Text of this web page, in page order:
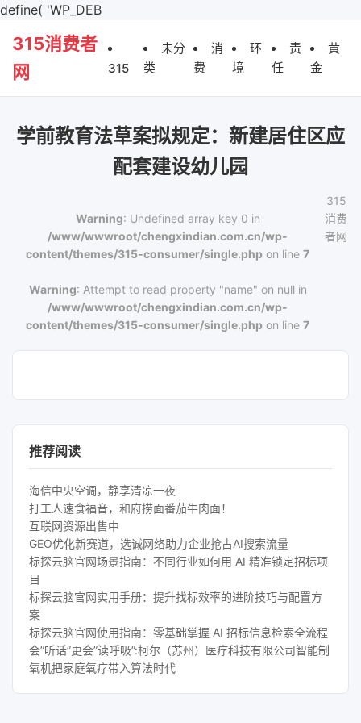
define( 'WP_DEB
315消费者
网
315
未分
类
消
费
环
境
责
任
黄
金
学前教育法草案拟规定：新建居住区应
配套建设幼儿园
Warning: Undefined array key 0 in
/www/wwwroot/chengxindian.com.cn/wp-
content/themes/315-consumer/single.php on line7
Warning: Attempt to read property "name" on null in
/www/wwwroot/chengxindian.com.cn/wp-
content/themes/315-consumer/single.php on line7
315
消费
者网
推荐阅读
海信中央空调，静享清凉一夜
打工人速食福音，和府捞面番茄牛肉面！
互联网资源出售中
GEO优化新赛道，选诚网络助力企业抢占AI搜索流量
标探云脑官网场景指南：不同行业如何用 AI 精准锁定招标项
目
标探云脑官网实用手册：提升找标效率的进阶技巧与配置方
案
标探云脑官网使用指南：零基础掌握 AI 招标信息检索全流程
会”听话”更会”读呼吸”:柯尔（苏州）医疗科技有限公司智能制
氧机把家庭氧疗带入算法时代